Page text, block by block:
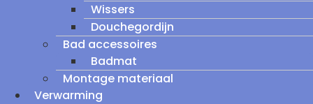
Wissers
Douchegordijn
Bad accessoires
Badmat
Montage materiaal
Verwarming